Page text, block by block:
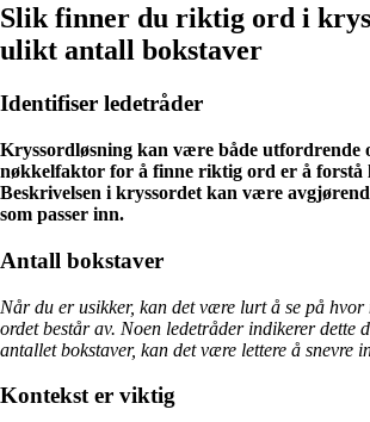
Slik finner du riktig ord i
ulikt antall bokstaver
Identifiser ledetråder
Kryssordløsning kan være både utfordrende
nøkkelfaktor for å finne riktig ord er å forstå
Beskrivelsen i kryssordet kan være
som passer inn.
Antall bokstaver
Når du er usikker, kan det være lurt å se på hvor
ordet består av. Noen ledetråder indikerer dette
antallet bokstaver, kan det være lettere å snevre
Kontekst er viktig